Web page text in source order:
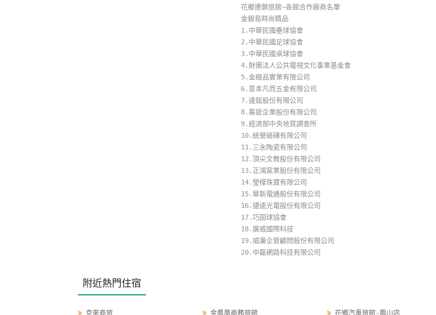
花鄉連鎖旅館~各館合作廠商名單
金銀島時尚精品
1.中華民國壘球協會
2.中華民國足球協會
3.中華民國桌球協會
4.財團法人公共電視文化事業基金會
5.金緻品實業有限公司
6.意本凡而五金有限公司
7.達鋐股份有限公司
8.蓁鋐企業股份有限公司
9.經濟部中央地質調查所
10.統譽磁磚有限公司
11.三永陶瓷有限公司
12.頂尖文教股份有限公司
13.正鴻窯業股份有限公司
14.瑩樺珠寶有限公司
15.華新電通股份有限公司
16.捷達光電股份有限公司
17.巧固球協會
18.廣威國際科技
19.威廉企管顧問股份有限公司
20.中磊網路科技有限公司
附近熱門住宿
⋟ 克來商旅 ⋟ 金鳳凰商務旅館 ⋟ 花鄉汽車旅館-鳳山店